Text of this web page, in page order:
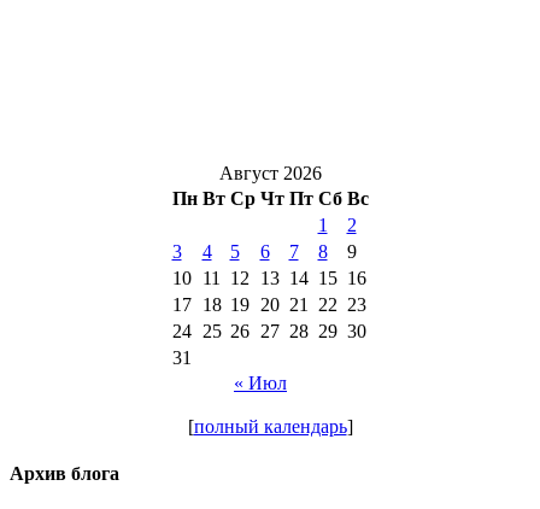
Август 2026
Пн Вт Ср Чт Пт Сб Вс
1
2
3
4 5 6 7 8
9
10
11 12 13 14 15 16
17
18 19 20 21 22 23
24
25 26 27 28 29 30
31
« Июл
[полный календарь]
Архив блога